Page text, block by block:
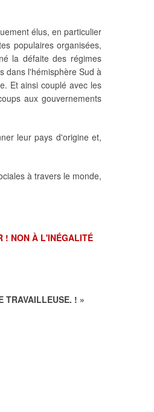
élus, en particulier
populaires organisées,
la défaite des régimes
dans l'hémisphère Sud à
Et ainsi couplé avec les
aux gouvernements
leur pays d'origine et,
à travers le monde,
! NON À L'INÉGALITÉ
TRAVAILLEUSE. ! »